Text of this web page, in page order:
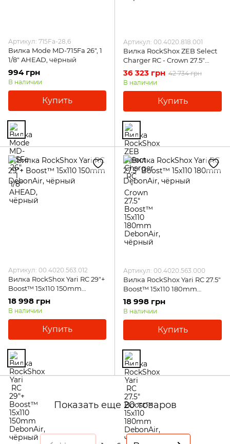
Артикул: 715Fa-28,6
Вилка Mode MD-715Fa 26", 1
1/8" AHEAD, чёрный
994 грн
В наличии
Купить
Артикул: 00.4020.818.001
Вилка RockShox ZEB Select
Charger RC - Crown 27.5"
Boost™ 15x110 180mm
DebonAir, чёрный
36 323 грн 42 734 грн
В наличии
Купить
Артикул: 00.4020.563.012
Вилка RockShox Yari RC 29"+
Boost™ 15x110 150mm
DebonAir, чёрный
18 998 грн
В наличии
Купить
Артикул: 00.4020.563.000
Вилка RockShox Yari RC 27.5"
Boost™ 15x110 180mm
DebonAir, чёрный
18 998 грн
В наличии
Купить
Показать еще 20 товаров